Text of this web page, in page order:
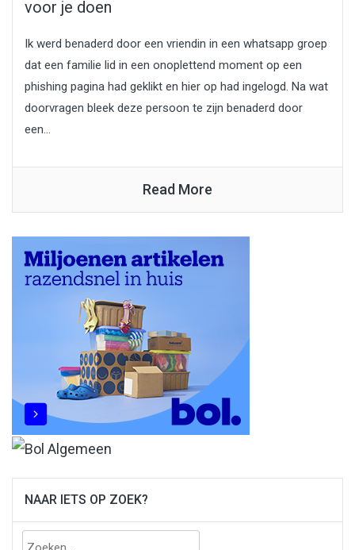
voor je doen
Ik werd benaderd door een vriendin in een whatsapp groep
dat een familie lid in een onoplettend moment op een
phishing pagina had geklikt en hier op had ingelogd. Na wat
doorvragen bleek deze persoon te zijn benaderd door
een...
Read More
NAAR IETS OP ZOEK?
Zoeken